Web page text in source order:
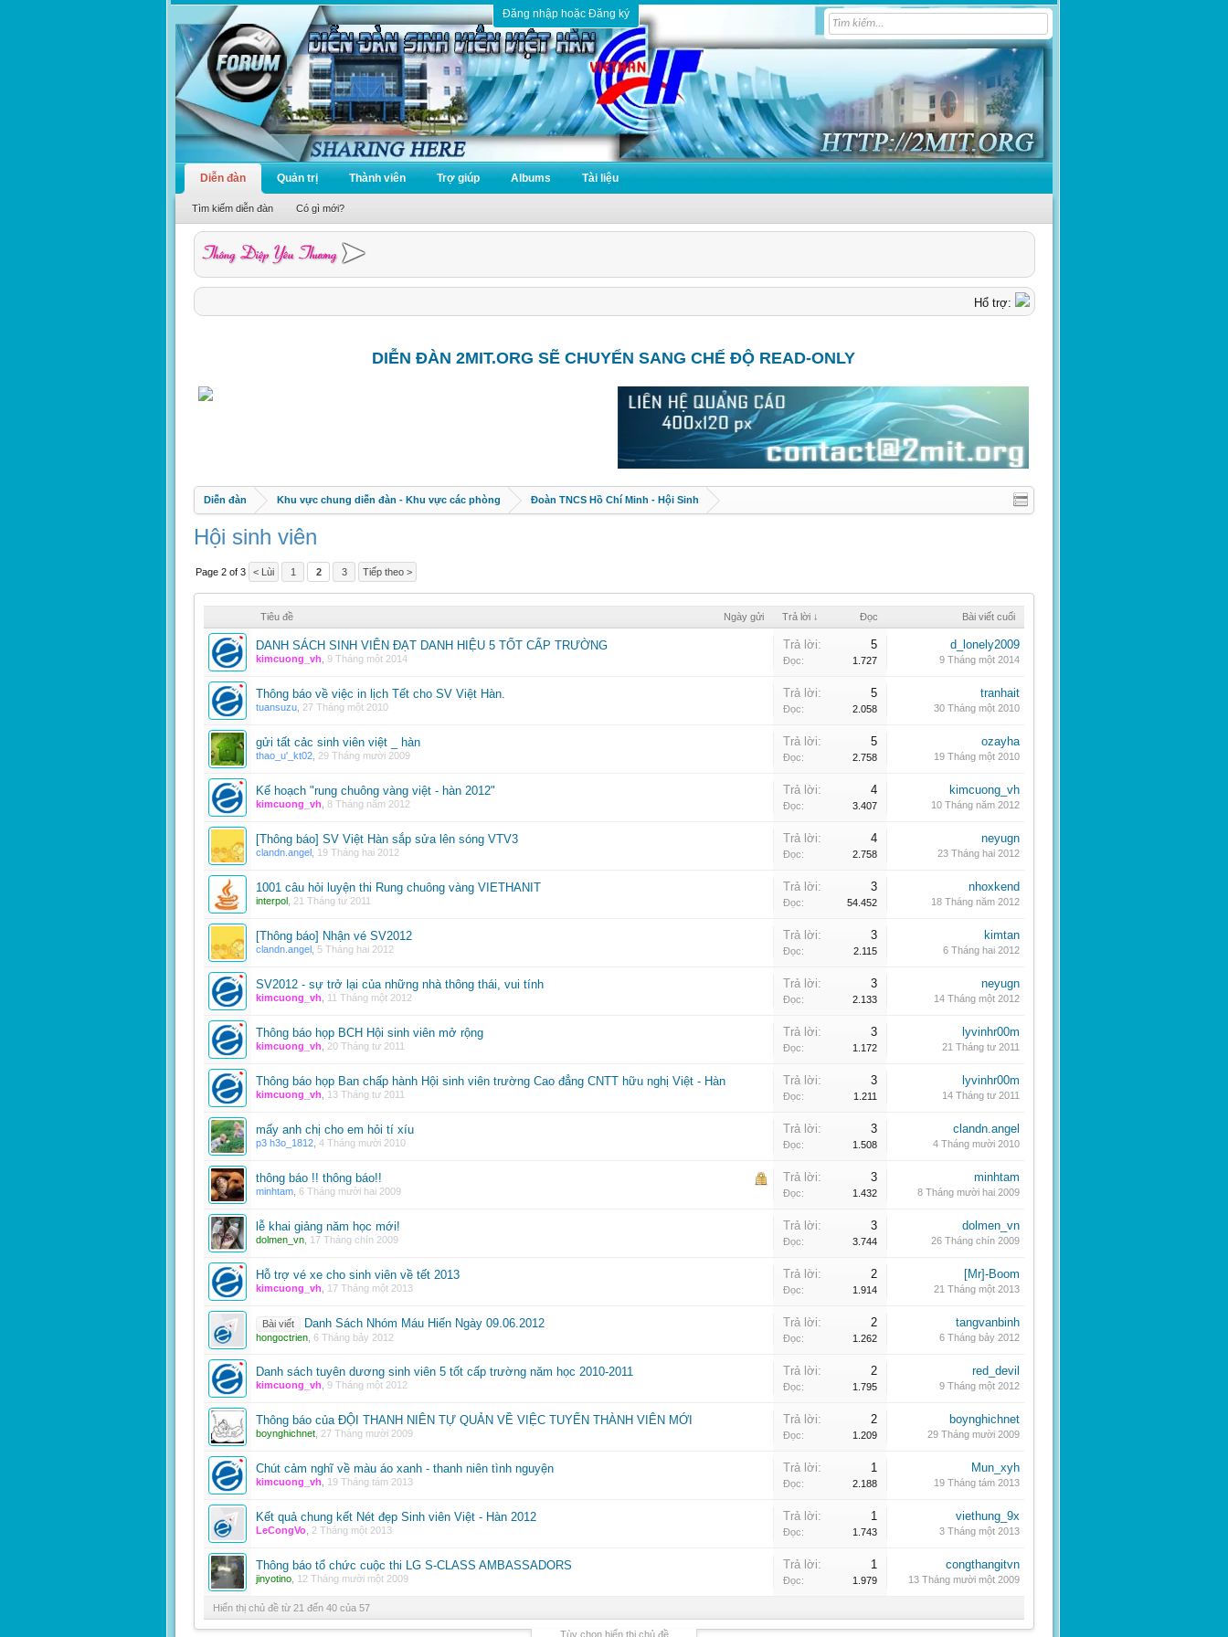
Đăng nhập hoặc Đăng ký
Diễn đàn
Tìm kiếm diễn đàn Có gì mới?
Quản trị Thành viên Trợ giúp Albums Tài liệu
Hổ trợ:
DIỄN ĐÀN 2MIT.ORG SẼ CHUYỂN SANG CHẾ ĐỘ READ-ONLY
Diễn đàn Khu vực chung diễn đàn - Khu vực các phòng Đoàn TNCS Hồ Chí Minh - Hội Sinh
Hội sinh viên
Page 2 of 3 < Lùi 1 2 3 Tiếp theo >
Tiêu đề Ngày gửi Trả lời ↓ Đọc Bài viết cuối
DANH SÁCH SINH VIÊN ĐẠT DANH HIỆU 5 TỐT CẤP TRƯỜNG
kimcuong_vh 9 Tháng một 2014
Trả lời: 5
Đọc: 1.727
d_lonely2009
9 Tháng một 2014
Thông báo về việc in lịch Tết cho SV Việt Hàn.
tuansuzu 27 Tháng một 2010
Trả lời: 5
Đọc: 2.058
tranhait
30 Tháng một 2010
gửi tất cảc sinh viên việt _ hàn
thao_u'_kt02 29 Tháng mười 2009
Trả lời: 5
Đọc: 2.758
ozayha
19 Tháng một 2010
Kế hoạch "rung chuông vàng việt - hàn 2012"
kimcuong_vh 8 Tháng năm 2012
Trả lời: 4
Đọc: 3.407
kimcuong_vh
10 Tháng năm 2012
[Thông báo] SV Việt Hàn sắp sửa lên sóng VTV3
clandn.angel 19 Tháng hai 2012
Trả lời: 4
Đọc: 2.758
neyugn
23 Tháng hai 2012
1001 câu hỏi luyện thi Rung chuông vàng VIETHANIT
interpol 21 Tháng tư 2011
Trả lời: 3
Đọc: 54.452
nhoxkend
18 Tháng năm 2012
[Thông báo] Nhận vé SV2012
clandn.angel 5 Tháng hai 2012
Trả lời: 3
Đọc: 2.115
kimtan
6 Tháng hai 2012
SV2012 - sự trở lại của những nhà thông thái, vui tính
kimcuong_vh 11 Tháng một 2012
Trả lời: 3
Đọc: 2.133
neyugn
14 Tháng một 2012
Thông báo họp BCH Hội sinh viên mở rộng
kimcuong_vh 20 Tháng tư 2011
Trả lời: 3
Đọc: 1.172
lyvinhr00m
21 Tháng tư 2011
Thông báo họp Ban chấp hành Hội sinh viên trường Cao đẳng CNTT hữu nghị Việt - Hàn
kimcuong_vh 13 Tháng tư 2011
Trả lời: 3
Đọc: 1.211
lyvinhr00m
14 Tháng tư 2011
mấy anh chị cho em hỏi tí xíu
p3 h3o_1812 4 Tháng mười 2010
Trả lời: 3
Đọc: 1.508
clandn.angel
4 Tháng mười 2010
thông báo !! thông báo!!
minhtam 6 Tháng mười hai 2009
Trả lời: 3
Đọc: 1.432
minhtam
8 Tháng mười hai 2009
lễ khai giảng năm học mới!
dolmen_vn 17 Tháng chín 2009
Trả lời: 3
Đọc: 3.744
dolmen_vn
26 Tháng chín 2009
Hỗ trợ vé xe cho sinh viên về tết 2013
kimcuong_vh 17 Tháng một 2013
Trả lời: 2
Đọc: 1.914
[Mr]-Boom
21 Tháng một 2013
Bài viết Danh Sách Nhóm Máu Hiến Ngày 09.06.2012
hongoctrien 6 Tháng bảy 2012
Trả lời: 2
Đọc: 1.262
tangvanbinh
6 Tháng bảy 2012
Danh sách tuyên dương sinh viên 5 tốt cấp trường năm học 2010-2011
kimcuong_vh 9 Tháng một 2012
Trả lời: 2
Đọc: 1.795
red_devil
9 Tháng một 2012
Thông báo của ĐỘI THANH NIÊN TỰ QUẢN VỀ VIỆC TUYỂN THÀNH VIÊN MỚI
boynghichnet 27 Tháng mười 2009
Trả lời: 2
Đọc: 1.209
boynghichnet
29 Tháng mười 2009
Chút cảm nghĩ về màu áo xanh - thanh niên tình nguyện
kimcuong_vh 19 Tháng tám 2013
Trả lời: 1
Đọc: 2.188
Mun_xyh
19 Tháng tám 2013
Kết quả chung kết Nét đẹp Sinh viên Việt - Hàn 2012
LeCongVo 2 Tháng một 2013
Trả lời: 1
Đọc: 1.743
viethung_9x
3 Tháng một 2013
Thông báo tổ chức cuộc thi LG S-CLASS AMBASSADORS
jinyotino 12 Tháng mười một 2009
Trả lời: 1
Đọc: 1.979
congthangitvn
13 Tháng mười một 2009
Hiển thị chủ đề từ 21 đến 40 của 57
Tùy chọn hiển thị chủ đề